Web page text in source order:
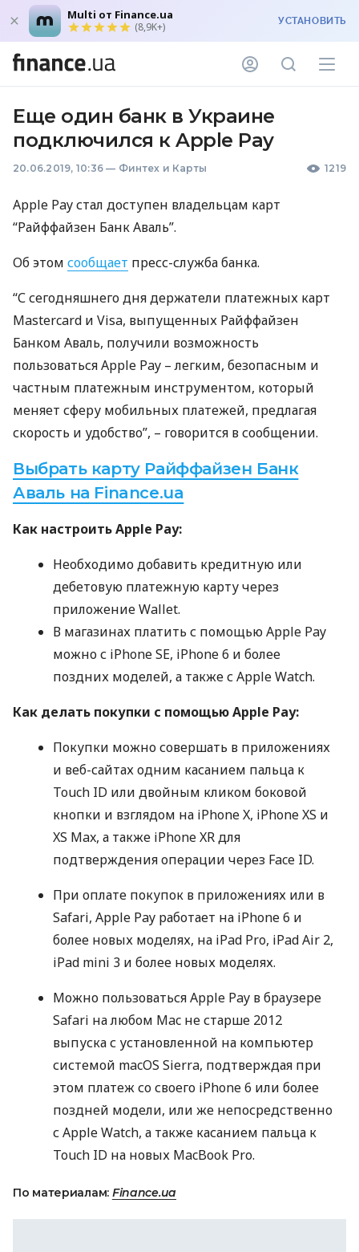
Multi от Finance.ua
(8,9K+) УСТАНОВИТЬ
Еще один банк в Украине
подключился к Apple Pay
20.06.2019, 10:36 — Финтех и Карты 1219
Apple Pay стал доступен владельцам карт
“Райффайзен Банк Аваль”.
Об этом сообщает пресс-служба банка.
“С сегодняшнего дня держатели платежных карт
Mastercard и Visa, выпущенных Райффайзен
Банком Аваль, получили возможность
пользоваться Apple Pay – легким, безопасным и
частным платежным инструментом, который
меняет сферу мобильных платежей, предлагая
скорость и удобство”, – говорится в сообщении.
Выбрать карту Райффайзен Банк
Аваль на Finance.ua
Как настроить Apple Pay:
Необходимо добавить кредитную или
дебетовую платежную карту через
приложение Wallet.
В магазинах платить с помощью Apple Pay
можно с iPhone SE, iPhone 6 и более
поздних моделей, а также с Apple Watch.
Как делать покупки с помощью Apple Pay:
Покупки можно совершать в приложениях
и веб-сайтах одним касанием пальца к
Touch ID или двойным кликом боковой
кнопки и взглядом на iPhone X, iPhone XS и
XS Max, а также iPhone XR для
подтверждения операции через Face ID.
При оплате покупок в приложениях или в
Safari, Apple Pay работает на iPhone 6 и
более новых моделях, на iPad Pro, iPad Air 2,
iPad mini 3 и более новых моделях.
Можно пользоваться Apple Pay в браузере
Safari на любом Mac не старше 2012
выпуска с установленной на компьютер
системой macOS Sierra, подтверждая при
этом платеж со своего iPhone 6 или более
поздней модели, или же непосредственно
с Apple Watch, а также касанием пальца к
Touch ID на новых MacBook Pro.
По материалам: Finance.ua